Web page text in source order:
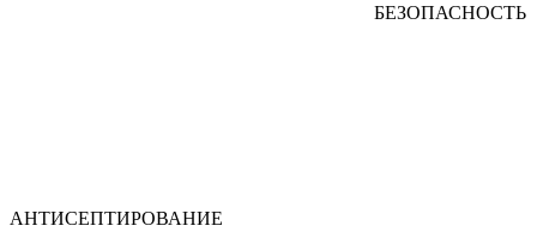
БЕЗОПАСНОСТЬ
АНТИСЕПТИРОВАНИЕ